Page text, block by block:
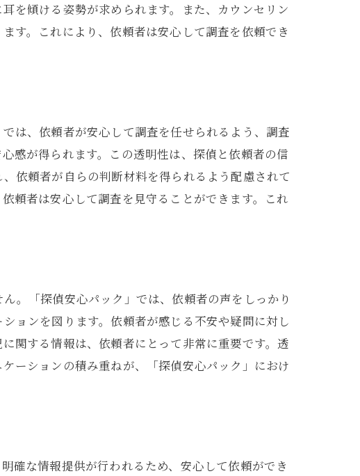
を傾ける姿勢が求められます。また、カウンセリン
す。これにより、依頼者は安心して調査を依頼でき
は、依頼者が安心して調査を任せられるよう、調査
感が得られます。この透明性は、探偵と依頼者の信
依頼者が自らの判断材料を得られるよう配慮されて
頼者は安心して調査を見守ることができます。これ
。「探偵安心パック」では、依頼者の声をしっかり
ョンを図ります。依頼者が感じる不安や疑問に対し
関する情報は、依頼者にとって非常に重要です。透
ーションの積み重ねが、「探偵安心パック」におけ
確な情報提供が行われるため、安心して依頼ができ